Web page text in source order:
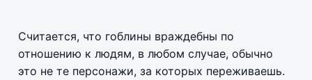
Считается, что гоблины враждебны по
отношению к людям, в любом случае, обычно
это не те персонажи, за которых переживаешь.